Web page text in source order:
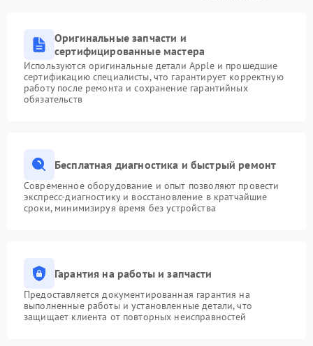
Оригинальные запчасти и
сертифицированные мастера
Используются оригинальные детали Apple и прошедшие
сертификацию специалисты, что гарантирует корректную
работу после ремонта и сохранение гарантийных
обязательств
Бесплатная диагностика и быстрый ремонт
Современное оборудование и опыт позволяют провести
экспресс-диагностику и восстановление в кратчайшие
сроки, минимизируя время без устройства
Гарантия на работы и запчасти
Предоставляется документированная гарантия на
выполненные работы и установленные детали, что
защищает клиента от повторных неисправностей